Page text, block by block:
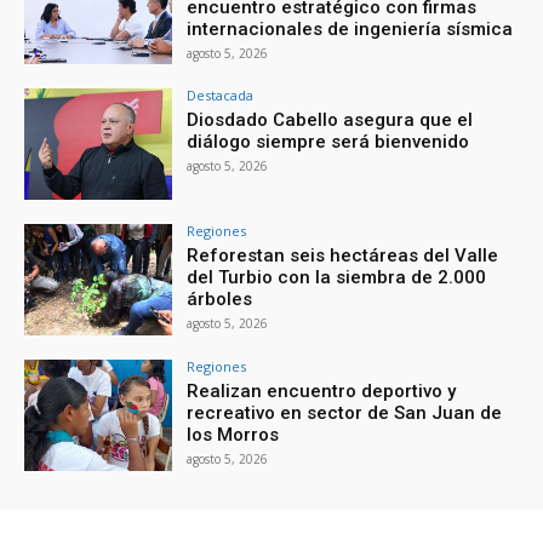
encuentro estratégico con firmas
internacionales de ingeniería sísmica
agosto 5, 2026
Destacada
Diosdado Cabello asegura que el
diálogo siempre será bienvenido
agosto 5, 2026
Regiones
Reforestan seis hectáreas del Valle
del Turbio con la siembra de 2.000
árboles
agosto 5, 2026
Regiones
Realizan encuentro deportivo y
recreativo en sector de San Juan de
los Morros
agosto 5, 2026